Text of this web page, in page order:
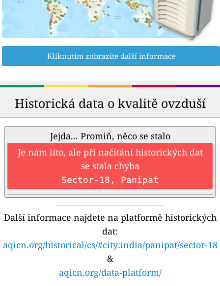
Kliknutím zobrazíte další informace
Historická data o kvalitě ovzduší
Jejda... Promiň, něco se stalo
Je nám líto, ale při načítání historických dat
se stala chyba
Sector-18, Panipat
Další informace najdete na platformě historických
dat:
aqicn.org/historical/cs/#city:india/panipat/sector-18
&
aqicn.org/data-platform/